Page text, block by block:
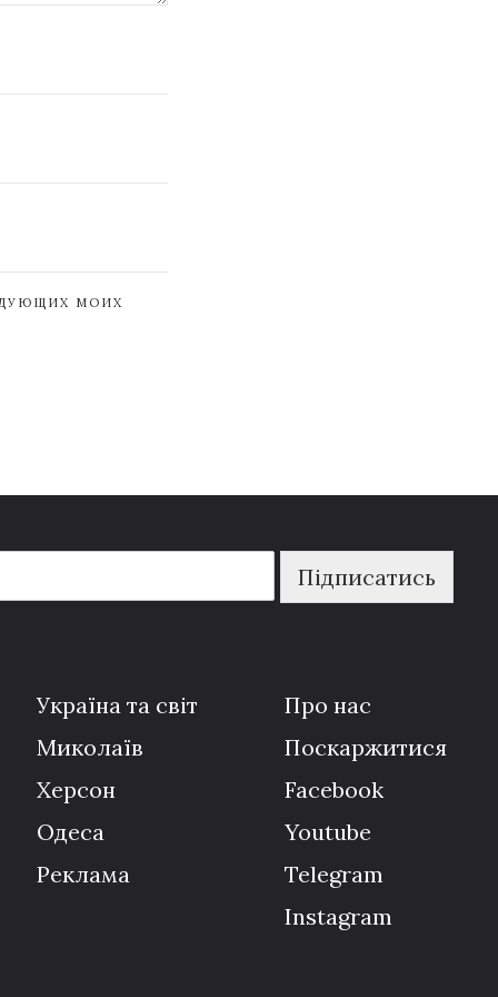
МОИХ
Підписатись
Україна та світ
Миколаїв
Херсон
Одеса
Реклама
Про нас
Поскаржитися
Facebook
Youtube
Telegram
Instagram